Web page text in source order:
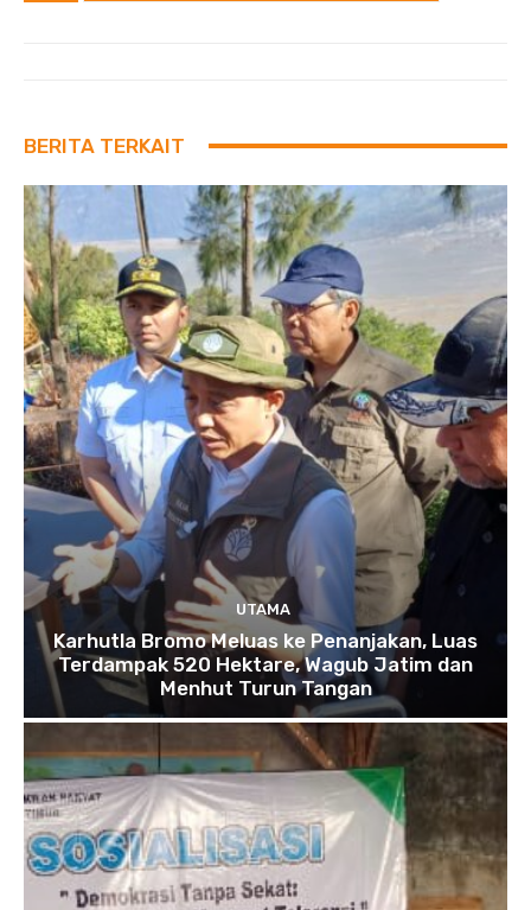
BERITA TERKAIT
UTAMA
Karhutla Bromo Meluas ke Penanjakan, Luas
Terdampak 520 Hektare, Wagub Jatim dan
Menhut Turun Tangan